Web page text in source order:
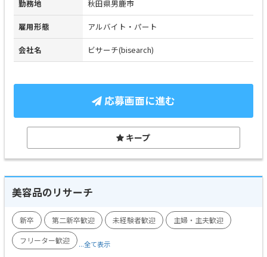
勤務地 秋田県男鹿市
雇用形態 アルバイト・パート
会社名 ビサーチ(bisearch)
応募画面に進む
キープ
美容品のリサーチ
新卒 第二新卒歓迎 未経験者歓迎
主婦・主夫歓迎
フリーター歓迎
...全て表示